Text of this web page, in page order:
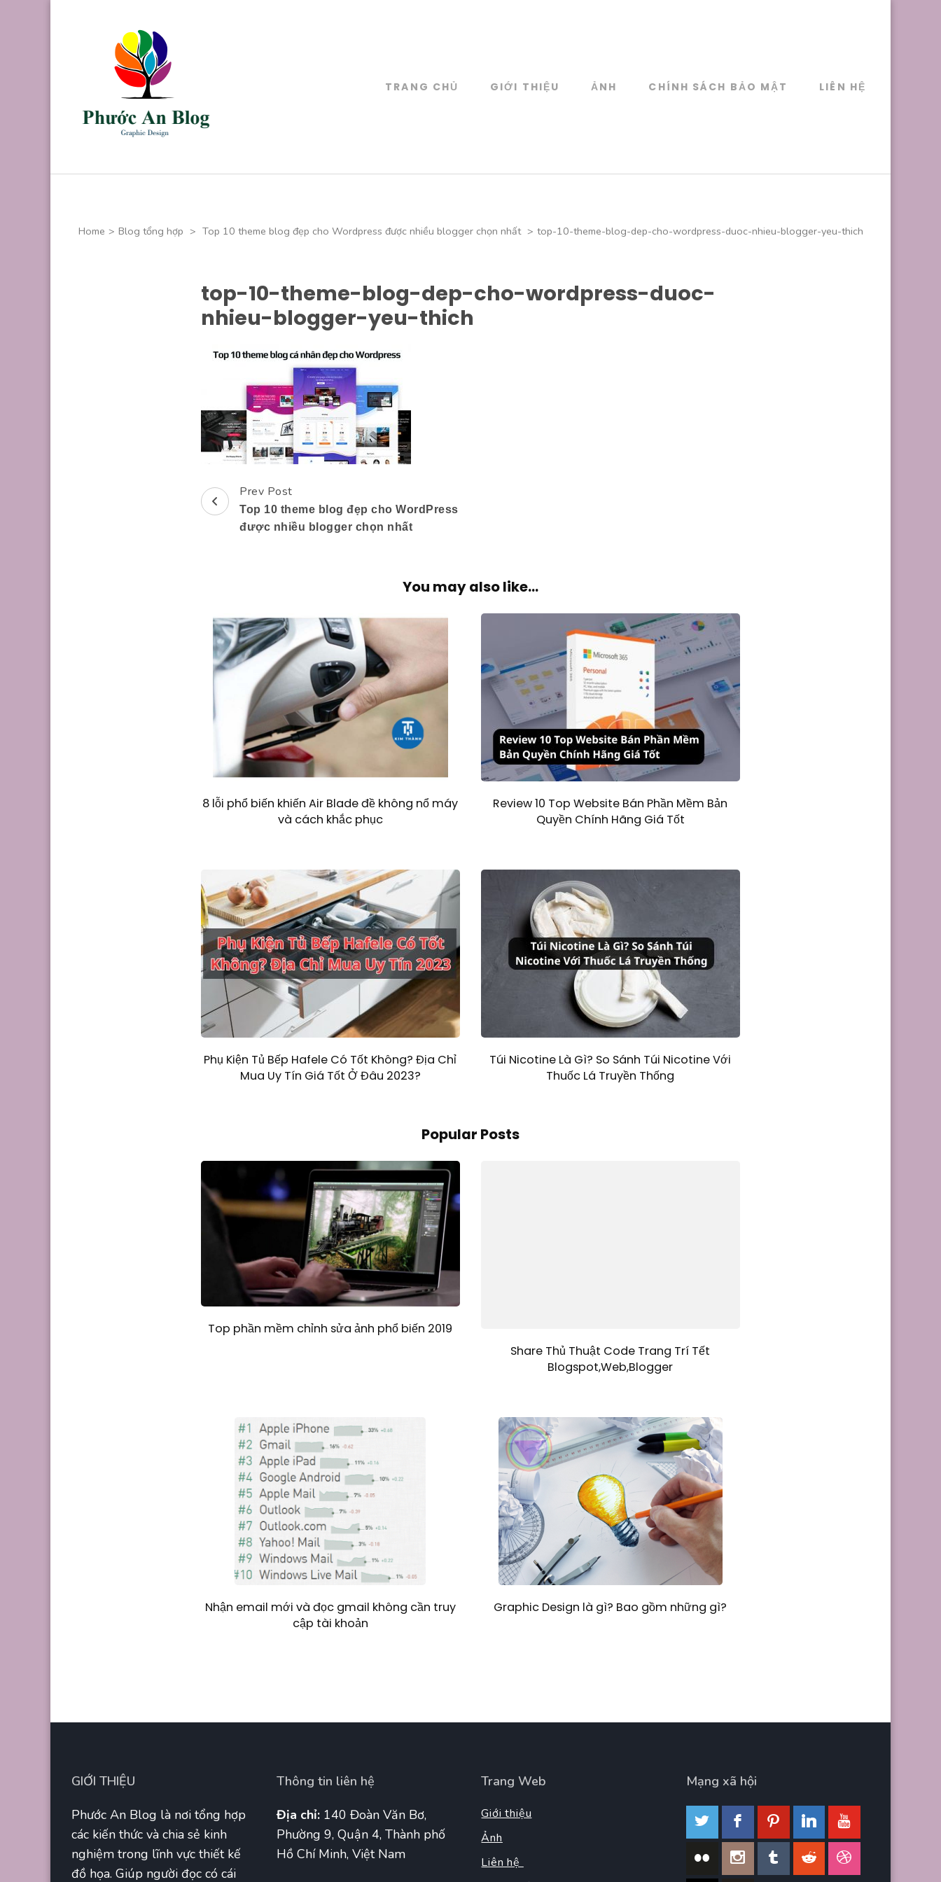
TRANG CHỦ GIỚI THIỆU ẢNH CHÍNH SÁCH BẢO MẬT LIÊN HỆ
Home > Blog tổng hợp > Top 10 theme blog đẹp cho Wordpress được nhiều blogger chọn nhất > top-10-theme-blog-dep-cho-wordpress-duoc-nhieu-blogger-yeu-thich
top-10-theme-blog-dep-cho-wordpress-duoc-
nhieu-blogger-yeu-thich
Post
Navigation
Prev Post
Top 10 theme blog đẹp cho WordPress
được nhiều blogger chọn nhất
You may also like...
8 lỗi phổ biến khiến Air Blade đề không nổ máy
và cách khắc phục
Review 10 Top Website Bán Phần Mềm Bản
Quyền Chính Hãng Giá Tốt
Phụ Kiện Tủ Bếp Hafele Có Tốt Không? Địa Chỉ
Mua Uy Tín Giá Tốt Ở Đâu 2023?
Túi Nicotine Là Gì? So Sánh Túi Nicotine Với
Thuốc Lá Truyền Thống
Popular Posts
Top phần mềm chỉnh sửa ảnh phổ biến 2019
Share Thủ Thuật Code Trang Trí Tết
Blogspot,Web,Blogger
Nhận email mới và đọc gmail không cần truy
cập tài khoản
Graphic Design là gì? Bao gồm những gì?
GIỚI THIỆU
Phước An Blog là nơi tổng hợp
các kiến thức và chia sẻ kinh
nghiệm trong lĩnh vực thiết kế
đồ họa. Giúp người đọc có cái
Thông tin liên hệ
Địa chỉ: 140 Đoàn Văn Bơ,
Phường 9, Quận 4, Thành phố
Hồ Chí Minh, Việt Nam
Trang Web
Giới thiệu
Ảnh
Liên hệ
Mạng xã hội